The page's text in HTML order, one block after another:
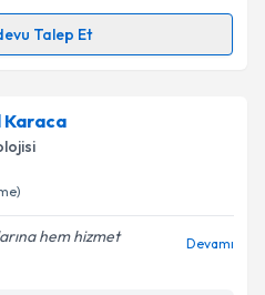
ilişkinAydınlatma
kişisel verilerimin belirtilen
kabul ediyorum.
Gönder
Talep Et
için randevu takvimi
randevu almanız
e-posta ile
Karaca
hem hizmet
Devamı